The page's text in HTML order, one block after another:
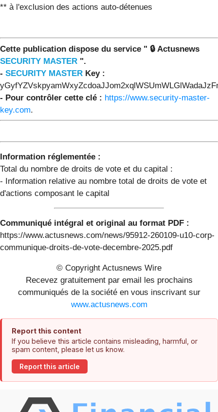
** à l'exclusion des actions auto-détenues
Cette publication dispose du service " 🔒 Actusnews
SECURITY MASTER ".
- SECURITY MASTER Key :
- Pour contrôler cette clé : https://www.security-master-
key.com.
Information réglementée :
Total du nombre de droits de vote et du capital :
- Information relative au nombre total de droits de vote et
d'actions composant le capital
Communiqué intégral et original au format PDF :
https://www.actusnews.com/news/95912-260109-u10-corp-
communique-droits-de-vote-decembre-2025.pdf
© Copyright Actusnews Wire
Recevez gratuitement par email les prochains
communiqués de la société en vous inscrivant sur
www.actusnews.com
Report this content
If you believe this article contains misleading, harmful, or
spam content, please let us know.
Report this article